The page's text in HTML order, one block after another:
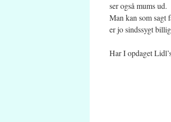
ser også mums ud.
Man kan som sagt
er jo sindssygt
Har I opdaget